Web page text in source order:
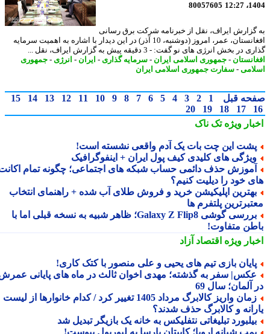
80057605
ایراف، نقل از خبرنامه شرکت برق رسانی
افغانستان، عمر، امروز (دوشنبه، 10 آذر) در این دیدار با اشاره به اهمیت سرمایه
در بخش انرژی های نو گفت: - 3 دقیقه پیش به گزارش ایراف، نقل ...
-جمهوری اسلامی ایران - سرمایه گذاری- ایران - انرژی-جمهوری
-سفارت جمهوری اسلامی ایران
قبل 1
2
3
4
5
6
7
8
9
10
11
12
13
14
15
17
18
19
20
ویژهتک ناک
این چت بات یک آدم واقعی نشسته است!
های کلیدی کیف پول ایران + اینفوگرافیک
حذف دائمی حساب شبکه های اجتماعی؛ چگونه تمام اکانت
خود را دیلیت کنیم؟
اپلیکیشن خرید و فروش طلای آب شده + راهنمای انتخاب
پلتفرم ها
بررسی گوشی Galaxy Z Flip8؛ ظاهر شبیه به نسخه قبلی اما با
متفاوت!
ویژهاقتصاد آزاد
بازی تیم های یحیی و علی منصور با کتک کاری!
سفر به گذشته؛ مهدی اخوان ثالث در ماه های پایانی عمرش
آلمان؛ سال 69
زمان واریز کالابرگ مرداد 1405 تغییر کرد / کدام خانوارها از لیست
و کالابرگ حذف شدند؟
تبلیغاتی نتفلیکس به خانه یک بازیگر تبدیل شد